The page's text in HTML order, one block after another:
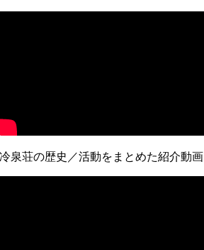
泉荘の歴史／活動をまとめた紹介動画